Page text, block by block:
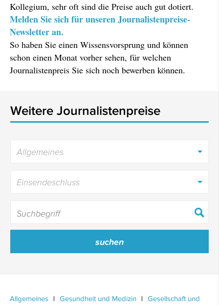
Kollegium, sehr oft sind die Preise auch gut dotiert.
Melden Sie sich für unseren Journalistenpreise-
Newsletter an.
So haben Sie einen Wissensvorsprung und können
schon einen Monat vorher sehen, für welchen
Journalistenpreis Sie sich noch bewerben können.
Weitere Journalistenpreise
Allgemeines
Einsendeschluss
Allgemeines Gesundheit und Medizin
Gesellschaft und